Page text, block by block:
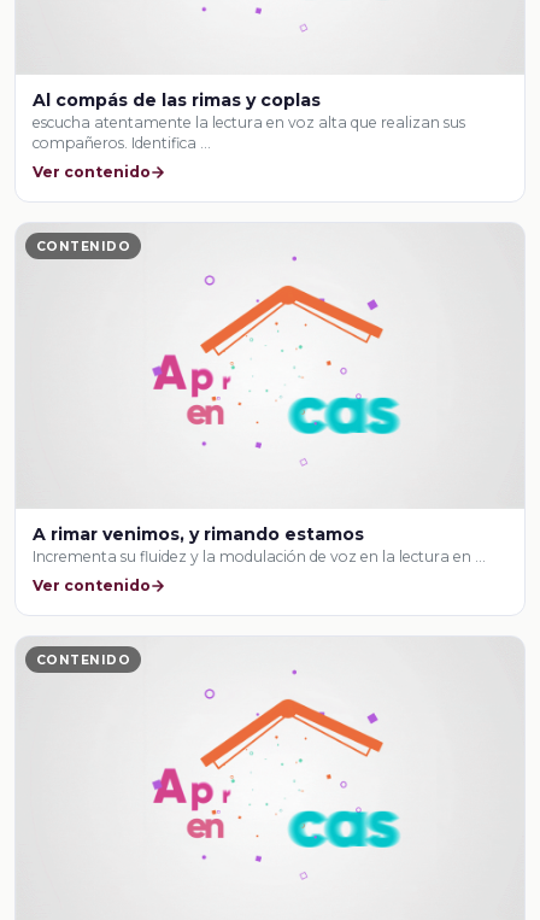
Al compás de las rimas y coplas
escucha atentamente la lectura en voz alta que realizan sus
compañeros. Identifica …
Ver contenido
CONTENIDO
A rimar venimos, y rimando estamos
Incrementa su fluidez y la modulación de voz en la lectura en …
Ver contenido
CONTENIDO